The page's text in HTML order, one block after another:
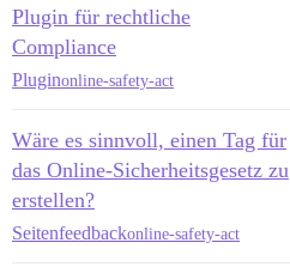
Plugin für rechtliche
Compliance
Pluginonline-safety-act
Wäre es sinnvoll, einen Tag für
das Online-Sicherheitsgesetz zu
erstellen?
Seitenfeedbackonline-safety-act